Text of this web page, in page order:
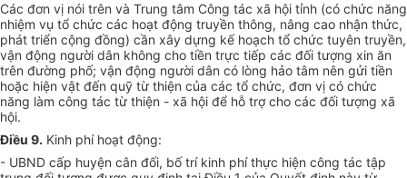
Các đơn vị nói trên và Trung tâm Công tác xã hội tỉnh (có chức năng
nhiệm vụ tổ chức các hoạt động truyền thông, nâng cao nhận thức,
phát triển cộng đồng) cần xây dựng kế hoạch tổ chức tuyên truyền,
vận động người dân không cho tiền trực tiếp các đối tượng xin ăn
trên đường phố; vận động người dân có lòng hảo tâm nên gửi tiền
hoặc hiện vật đến quỹ từ thiện của các tổ chức, đơn vị có chức
năng làm công tác từ thiện - xã hội để hỗ trợ cho các đối tượng xã
hội.
Điều 9. Kinh phí hoạt động:
- UBND cấp huyện cân đối, bố trí kinh phí thực hiện công tác tập